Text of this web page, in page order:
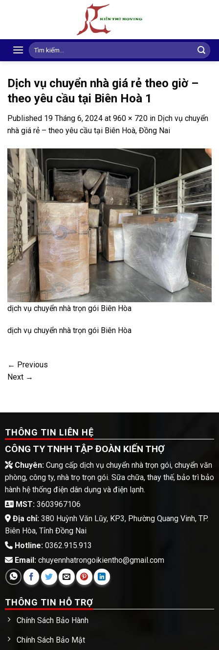
Search
for:
Dịch vụ chuyển nhà giá rẻ theo giờ –
theo yêu cầu tại Biên Hoà 1
Published 19 Tháng 6, 2024 at 960 × 720 in Dịch vụ chuyển
nhà giá rẻ – theo yêu cầu tại Biên Hoà, Đồng Nai
dịch vụ chuyển nhà trọn gói Biên Hòa
dịch vụ chuyển nhà trọn gói Biên Hòa
← Previous
Next →
THÔNG TIN LIÊN HỆ
CÔNG TY TNHH TẬP ĐOÀN KIẾN THỢ
Chuyên:Cung cấp dịch vụ chuyển nhà trọn gói, chuyển văn
phòng, công ty, nhà trọ trọn gói. Sữa chữa, thay thế, bảo trì bảo
hành hệ thống điện dân dụng và điện lạnh.
MST:3603967106
Địa chỉ:380 Huỳnh Văn Lũy, KP3, Phường Quang Vinh, TP.
Biên Hòa, Tỉnh Đồng Nai
Hotline:0362.915.913
Email:chuyennhatrongoikientho@gmail.com
THÔNG TIN HỖ TRỢ
Chính Sách Bảo Hành
Chính Sách Bảo Mật